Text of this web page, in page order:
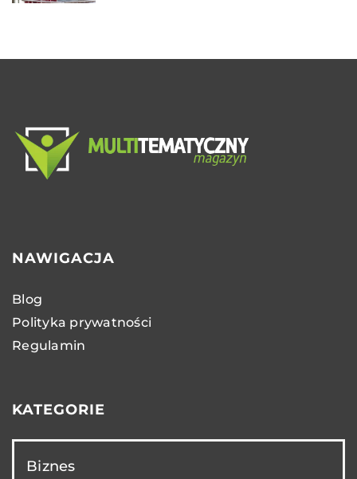
NAWIGACJA
Blog
Polityka prywatności
Regulamin
KATEGORIE
Biznes